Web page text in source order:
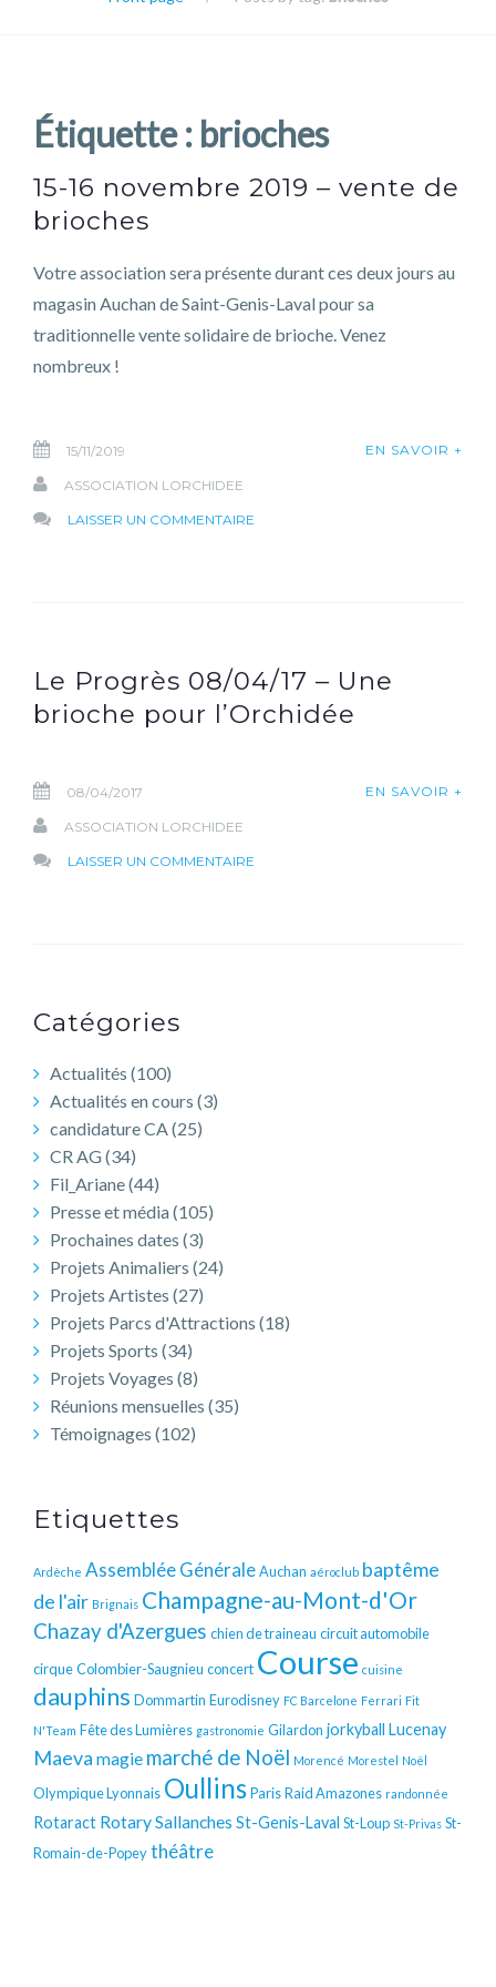
Étiquette : brioches
15-16 novembre 2019 – vente de
brioches
Votre association sera présente durant ces deux jours au
magasin Auchan de Saint-Genis-Laval pour sa
traditionnelle vente solidaire de brioche. Venez
nombreux !
EN SAVOIR +
15/11/2019
ASSOCIATION LORCHIDEE
LAISSER UN COMMENTAIRE
VENTE
DE
Le Progrès 08/04/17 – Une
brioche pour l’Orchidée
EN SAVOIR +
08/04/2017
ASSOCIATION LORCHIDEE
LAISSER UN COMMENTAIRE
Catégories
Actualités (100)
Actualités en cours (3)
candidature CA(25)
CR AG(34)
Fil_Ariane(44)
Presse et média(105)
Prochaines dates (3)
Projets Animaliers (24)
Projets Artistes (27)
Projets Parcs d'Attractions (18)
Projets Sports (34)
Projets Voyages (8)
Réunions mensuelles (35)
Témoignages (102)
Etiquettes
Ardèche Assemblée GénéraleAuchan aéroclub baptême
de l'air Brignais Champagne-au-Mont-d'Or
Chazay d'Azergues chien de traineau circuit automobile
cirqueColombier-Saugnieu concert Course cuisine
dauphins Dommartin Eurodisney FC Barcelone Ferrari Fit
N'Team Fête des Lumières gastronomie Gilardon jorkyball Lucenay
Maeva magie marché de Noël Morencé Morestel Noël
Olympique Lyonnais OullinsParisRaid Amazones randonnée
Rotaract RotarySallanches St-Genis-Laval St-Loup St-Privas St-
Romain-de-Popeythéâtre